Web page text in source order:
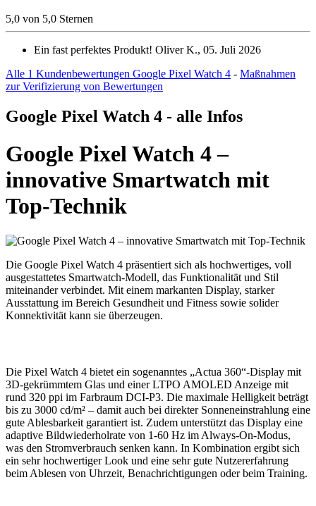
5,0 von 5,0 Sternen
Ein fast perfektes Produkt! Oliver K., 05. Juli 2026
Alle 1 Kundenbewertungen Google Pixel Watch 4 - Maßnahmen
zur Verifizierung von Bewertungen
Google Pixel Watch 4 - alle Infos
Google Pixel Watch 4 –
innovative Smartwatch mit
Top-Technik
Die Google Pixel Watch 4 präsentiert sich als hochwertiges, voll
ausgestattetes Smartwatch-Modell, das Funktionalität und Stil
miteinander verbindet. Mit einem markanten Display, starker
Ausstattung im Bereich Gesundheit und Fitness sowie solider
Konnektivität kann sie überzeugen.
Die Pixel Watch 4 bietet ein sogenanntes „Actua 360“-Display mit
3D-gekrümmtem Glas und einer LTPO AMOLED Anzeige mit
rund 320 ppi im Farbraum DCI-P3. Die maximale Helligkeit beträgt
bis zu 3000 cd/m² – damit auch bei direkter Sonneneinstrahlung eine
gute Ablesbarkeit garantiert ist. Zudem unterstützt das Display eine
adaptive Bildwiederholrate von 1-60 Hz im Always-On-Modus,
was den Stromverbrauch senken kann. In Kombination ergibt sich
ein sehr hochwertiger Look und eine sehr gute Nutzererfahrung
beim Ablesen von Uhrzeit, Benachrichtigungen oder beim Training.